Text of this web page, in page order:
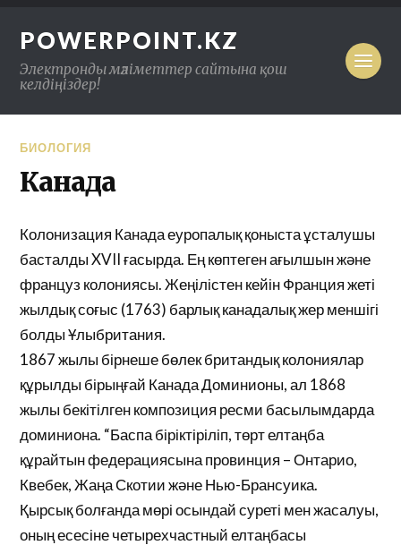
POWERPOINT.KZ
Электронды мәліметтер сайтына қош
келдіңіздер!
БИОЛОГИЯ
Канада
Колонизация Канада еуропалық қоныста ұсталушы
басталды XVII ғасырда. Ең көптеген ағылшын және
француз колониясы. Жеңілістен кейін Франция жеті
жылдық соғыс (1763) барлық канадалық жер меншігі
болды Ұлыбритания.
1867 жылы бірнеше бөлек британдық колониялар
құрылды бірыңғай Канада Доминионы, ал 1868
жылы бекітілген композиция ресми басылымдарда
доминиона. “Баспа біріктіріліп, төрт елтаңба
құрайтын федерациясына провинция – Онтарио,
Квебек, Жаңа Скотии және Нью-Брансуика.
Қырсық болғанда мөрі осындай суреті мен жасалуы,
оның есесіне четырехчастный елтаңбасы